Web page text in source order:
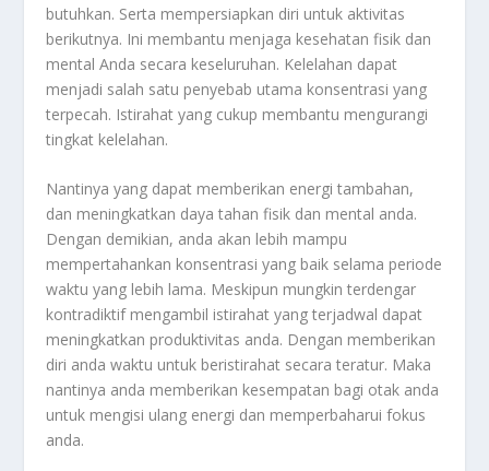
butuhkan. Serta mempersiapkan diri untuk aktivitas
berikutnya. Ini membantu menjaga kesehatan fisik dan
mental Anda secara keseluruhan. Kelelahan dapat
menjadi salah satu penyebab utama konsentrasi yang
terpecah. Istirahat yang cukup membantu mengurangi
tingkat kelelahan.
Nantinya yang dapat memberikan energi tambahan,
dan meningkatkan daya tahan fisik dan mental anda.
Dengan demikian, anda akan lebih mampu
mempertahankan konsentrasi yang baik selama periode
waktu yang lebih lama. Meskipun mungkin terdengar
kontradiktif mengambil istirahat yang terjadwal dapat
meningkatkan produktivitas anda. Dengan memberikan
diri anda waktu untuk beristirahat secara teratur. Maka
nantinya anda memberikan kesempatan bagi otak anda
untuk mengisi ulang energi dan memperbaharui fokus
anda.